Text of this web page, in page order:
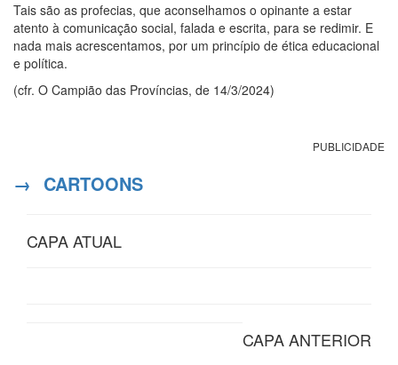
Tais são as profecias, que aconselhamos o opinante a estar
atento à comunicação social, falada e escrita, para se redimir. E
nada mais acrescentamos, por um princípio de ética educacional
e política.
(cfr. O Campião das Províncias, de 14/3/2024)
PUBLICIDADE
→ CARTOONS
CAPA ATUAL
CAPA ANTERIOR